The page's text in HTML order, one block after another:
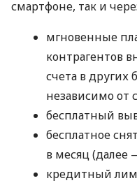
смартфоне, так и
мгновенные
контрагентов
счета в других
независимо от
бесплатный
бесплатное
в месяц (далее
кредитный